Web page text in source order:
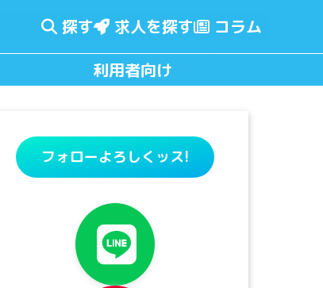
探す 求人を探す
コラム
利用者向け
フォローよろしくッス!